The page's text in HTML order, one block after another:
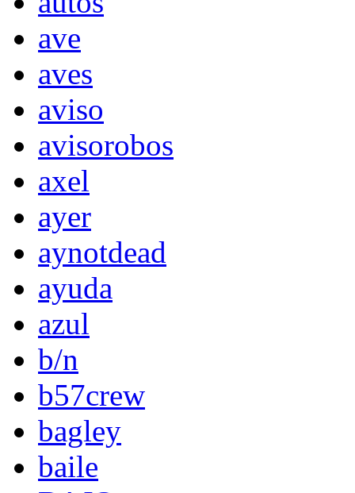
ave
aves
aviso
avisorobos
axel
ayer
aynotdead
ayuda
azul
b/n
b57crew
bagley
baile